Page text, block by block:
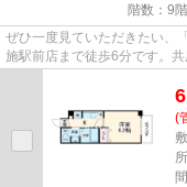
階数：9
ぜひ一度見ていただきたい、
施駅前店まで徒歩6分です。
っております。こちらの物件
(